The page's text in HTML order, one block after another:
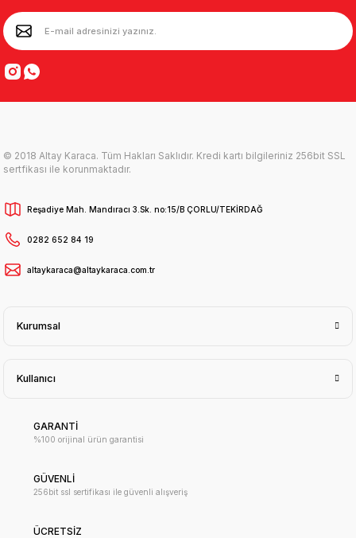
© 2018 Altay Karaca. Tüm Hakları Saklıdır. Kredi kartı bilgileriniz 256bit SSL
sertfikası ile korunmaktadır.
Reşadiye Mah. Mandıracı 3.Sk. no:15/B ÇORLU/TEKİRDAĞ
0282 652 84 19
altaykaraca@altaykaraca.com.tr
Kurumsal
Kullanıcı
GARANTİ
%100 orijinal ürün garantisi
GÜVENLİ
256bit ssl sertifikası ile güvenli alışveriş
ÜCRETSİZ